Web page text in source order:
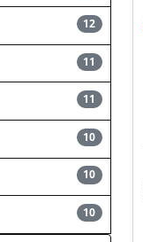
12
11
11
10
10
10